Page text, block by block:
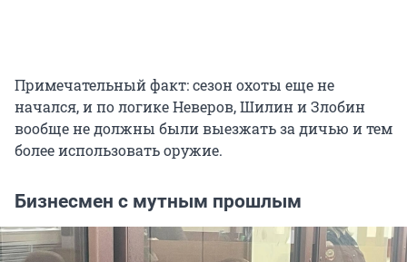
Примечательный факт: сезон охоты еще не
начался, и по логике Неверов, Шилин и Злобин
вообще не должны были выезжать за дичью и тем
более использовать оружие.
Бизнесмен с мутным прошлым